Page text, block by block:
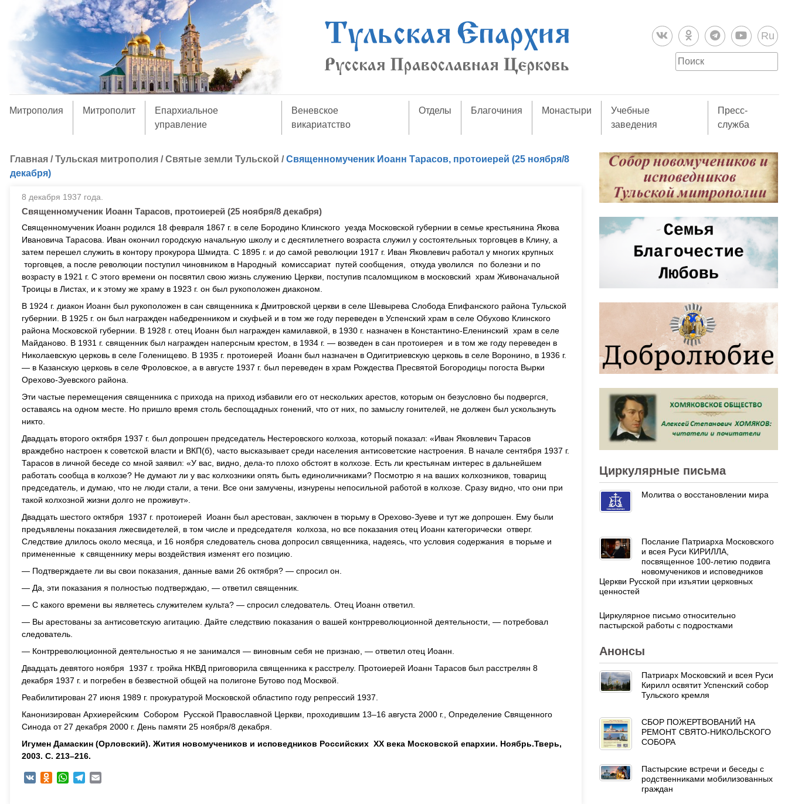
Ru
Митрополия Митрополит
Епархиальное
управление
Веневское
викариатство
Отделы Благочиния Монастыри
Учебные
заведения
Пресс-
служба
Главная /Тульская митрополия /Святые земли Тульской /Священномученик Иоанн Тарасов, протоиерей (25 ноября/8
декабря)
8 декабря 1937 года.
Священномученик Иоанн Тарасов, протоиерей (25 ноября/8 декабря)
Священномученик Иоанн родился 18 февраля 1867 г. в селе Бородино Клинского уезда Московской губернии в семье крестьянина Якова
Ивановича Тарасова. Иван окончил городскую начальную школу и с десятилетнего возраста служил у состоятельных торговцев в Клину, а
затем перешел служить в контору прокурора Шмидта. С 1895 г. и до самой революции 1917 г. Иван Яковлевич работал у многих крупных
торговцев, а после революции поступил чиновником в Народный комиссариат путей сообщения, откуда уволился по болезни и по
возрасту в 1921 г. С этого времени он посвятил свою жизнь служению Церкви, поступив псаломщиком в московский храм Живоначальной
Троицы в Листах, и к этому же храму в 1923 г. он был рукоположен диаконом.
В 1924 г. диакон Иоанн был рукоположен в сан священника к Дмитровской церкви в селе Шевырева Слобода Епифанского района Тульской
губернии. В 1925 г. он был награжден набедренником и скуфьей и в том же году переведен в Успенский храм в селе Обухово Клинского
района Московской губернии. В 1928 г. отец Иоанн был награжден камилавкой, в 1930 г. назначен в Константино-Еленинский храм в селе
Майданово. В 1931 г. священник был награжден наперсным крестом, в 1934 г. — возведен в сан протоиерея и в том же году переведен в
Николаевскую церковь в селе Голенищево. В 1935 г. протоиерей Иоанн был назначен в Одигитриевскую церковь в селе Воронино, в 1936 г.
— в Казанскую церковь в селе Фроловское, а в августе 1937 г. был переведен в храм Рождества Пресвятой Богородицы погоста Вырки
Орехово-Зуевского района.
Эти частые перемещения священника с прихода на приход избавили его от нескольких арестов, которым он безусловно бы подвергся,
оставаясь на одном месте. Но пришло время столь беспощадных гонений, что от них, по замыслу гонителей, не должен был ускользнуть
никто.
Двадцать второго октября 1937 г. был допрошен председатель Нестеровского колхоза, который показал: «Иван Яковлевич Тарасов
враждебно настроен к советской власти и ВКП(б), часто высказывает среди населения антисоветские настроения. В начале сентября 1937 г.
Тарасов в личной беседе со мной заявил: «У вас, видно, дела-то плохо обстоят в колхозе. Есть ли крестьянам интерес в дальнейшем
работать сообща в колхозе? Не думают ли у вас колхозники опять быть единоличниками? Посмотрю я на ваших колхозников, товарищ
председатель, и думаю, что не люди стали, а тени. Все они замучены, изнурены непосильной работой в колхозе. Сразу видно, что они при
такой колхозной жизни долго не проживут».
Двадцать шестого октября 1937 г. протоиерей Иоанн был арестован, заключен в тюрьму в Орехово-Зуеве и тут же допрошен. Ему были
предъявлены показания лжесвидетелей, в том числе и председателя колхоза, но все показания отец Иоанн категорически отверг.
Следствие длилось около месяца, и 16 ноября следователь снова допросил священника, надеясь, что условия содержания в тюрьме и
примененные к священнику меры воздействия изменят его позицию.
— Подтверждаете ли вы свои показания, данные вами 26 октября? — спросил он.
— Да, эти показания я полностью подтверждаю, — ответил священник.
— С какого времени вы являетесь служителем культа? — спросил следователь. Отец Иоанн ответил.
— Вы арестованы за антисоветскую агитацию. Дайте следствию показания о вашей контрреволюционной деятельности, — потребовал
следователь.
— Контрреволюционной деятельностью я не занимался — виновным себя не признаю, — ответил отец Иоанн.
Двадцать девятого ноября 1937 г. тройка НКВД приговорила священника к расстрелу. Протоиерей Иоанн Тарасов был расстрелян 8
декабря 1937 г. и погребен в безвестной общей на полигоне Бутово под Москвой.
Реабилитирован 27 июня 1989 г. прокуратурой Московской областипо году репрессий 1937.
Канонизирован Архиерейским Собором Русской Православной Церкви, проходившим 13–16 августа 2000 г., Определение Священного
Синода от 27 декабря 2000 г. День памяти 25 ноября/8 декабря.
Игумен Дамаскин (Орловский). Жития новомучеников и исповедников Российских ХХ века Московской епархии. Ноябрь.Тверь,
2003. С. 213–216.
VK Odnoklassniki
WhatsAppTelegram
Циркулярные письма
Молитва о восстановлении мира
Послание Патриарха Московского
и всея Руси КИРИЛЛА,
посвященное 100-летию подвига
новомучеников и исповедников
Церкви Русской при изъятии церковных
ценностей
Циркулярное письмо относительно
пастырской работы с подростками
Анонсы
Патриарх Московский и всея Руси
Кирилл освятит Успенский собор
Тульского кремля
СБОР ПОЖЕРТВОВАНИЙ НА
РЕМОНТ СВЯТО-НИКОЛЬСКОГО
СОБОРА
Пастырские встречи и беседы с
родственниками мобилизованных
граждан